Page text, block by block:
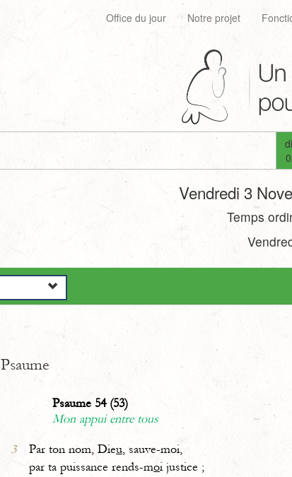
Office du jour Notre projet
Vendredi 3
Temps
Psaume
Psaume 54 (53)
Mon appui entre tous
3 Par ton nom, Dieu, sauve-moi,
par ta puissance rends-moi justice ;